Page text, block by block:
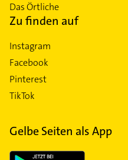
Das Örtliche
Zu finden auf
Instagram
Facebook
Pinterest
TikTok
Gelbe Seiten als App